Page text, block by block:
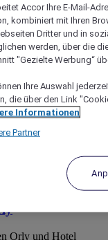
Orly und Hotel
Accor Ihre E-Mail-
kombiniert mit Ihren
Dritter und in
werden, über die
"Gezielte Werbung“
Ihre Auswahl
die über den Link
Informationen
Partner